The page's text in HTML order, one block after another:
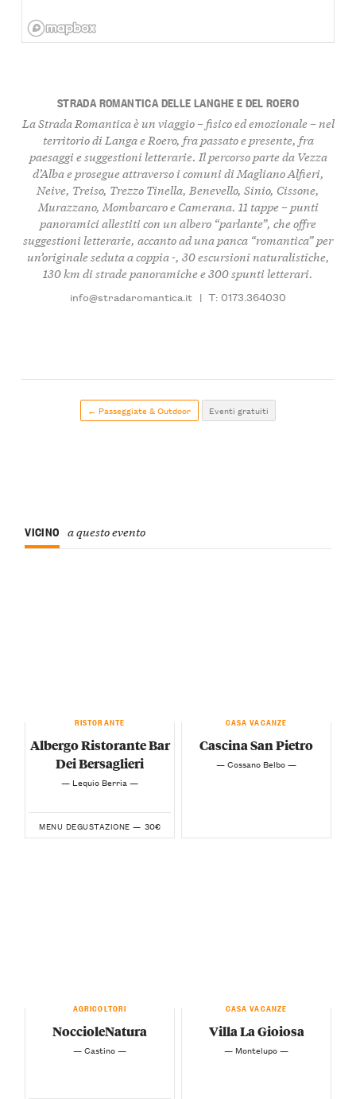
STRADA ROMANTICA DELLE LANGHE E DEL ROERO
LaStrada Romanticaè un viaggio – fisico ed emozionale – nel
territorio di Langa e Roero, fra passato e presente, fra
paesaggi e suggestioni letterarie. Il percorso parte da Vezza
d’Alba e prosegue attraverso i comuni di Magliano Alfieri,
Neive, Treiso, Trezzo Tinella, Benevello, Sinio, Cissone,
Murazzano, Mombarcaro e Camerana. 11 tappe – punti
panoramici allestiti con un albero “parlante”, che offre
suggestioni letterarie, accanto ad una panca “romantica” per
un’originale seduta a coppia -, 30 escursioni naturalistiche,
130 km di strade panoramiche e 300 spunti letterari.
info@stradaromantica.it | T: 0173.364030
← Passeggiate & Outdoor Eventi gratuiti
VICINO a questo evento
RISTORANTE
Albergo Ristorante Bar
Dei Bersaglieri
— Lequio Berria —
MENU DEGUSTAZIONE — 30€
CASA VACANZE
Cascina San Pietro
— Cossano Belbo —
AGRICOLTORI
NoccioleNatura
— Castino —
CASA VACANZE
Villa La Gioiosa
— Montelupo —